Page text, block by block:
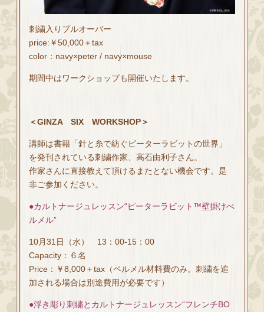
刺繍入りプルオーバー
price:￥50,000＋tax
color：navy×peter / navy×mouse
期間中はワークショップも開催いたします。
＜GINZA SIX WORKSHOP＞
講師は書籍「針と糸で紡ぐピーターラビットの世界」
を発刊されている刺繍作家、高石由利子さん。
作家さんに直接教えて頂けるまたとない機会です。是
非ご参加ください。
●カルトナージュレッスン“ピーターラビット™壁掛けぺ
ルメル”
10月31日（水） 13：00-15：00
Capacity：６名
Price：￥8,000＋tax（ペルメル材料費のみ。刺繍を追
加される場合は別途費用が必要です）
●浮き彫り刺繍とカルトナージュレッスン“フレンチBO